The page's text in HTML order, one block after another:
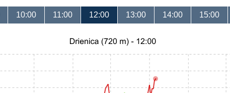
10:00 11:00 12:00 13:00 14:00 15:00